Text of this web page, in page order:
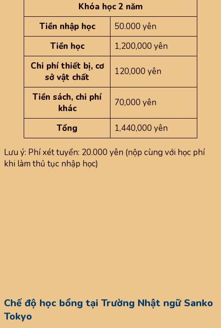
Khóa học 2 năm
Tiền nhập học
50.000 yên
Tiền học
1,200,000 yên
Chi phí thiết bị, cơ
sở vật chất
120,000 yên
Tiền sách, chi phí
khác
70,000 yên
Tổng 1,440,000 yên
Lưu ý: Phí xét tuyển: 20.000 yên (nộp cùng với học phí
khi làm thủ tục nhập học)
Chế độ học bổng tại Trường Nhật ngữ Sanko
Tokyo